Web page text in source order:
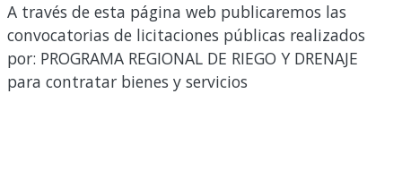
A través de esta página web publicaremos las
convocatorias de licitaciones públicas realizados
por: PROGRAMA REGIONAL DE RIEGO Y DRENAJE
para contratar bienes y servicios